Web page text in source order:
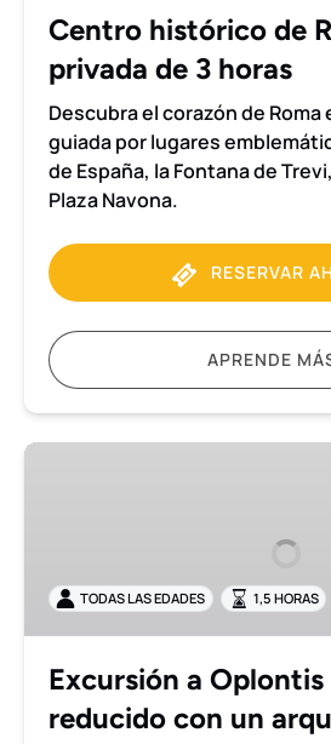
horas
Centro histórico de
privada de 3 horas
Descubra el corazón de Roma
guiada por lugares
de España, la Fontana de
Plaza Navona.
RESERVAR
APRENDE
Excursión
reducido
con
arqueólogo
TODAS LAS EDADES 1,5 HORAS
Excursión a
reducido con un